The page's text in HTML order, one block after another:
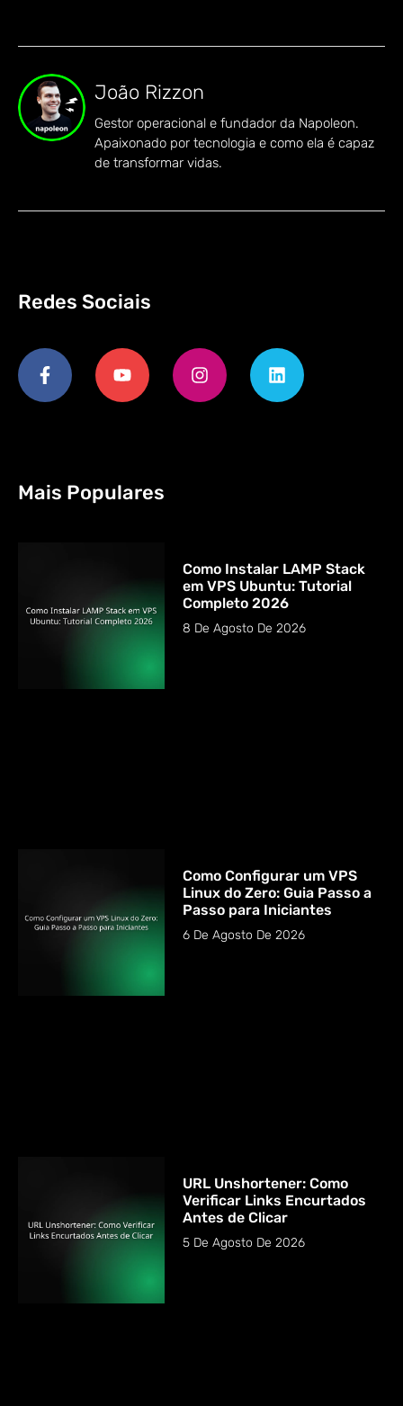
João Rizzon
Gestor operacional e fundador da Napoleon.
Apaixonado por tecnologia e como ela é capaz
de transformar vidas.
Redes Sociais
Mais Populares
Como Instalar LAMP Stack
em VPS Ubuntu: Tutorial
Completo 2026
8 De Agosto De 2026
Como Configurar um VPS
Linux do Zero: Guia Passo a
Passo para Iniciantes
6 De Agosto De 2026
URL Unshortener: Como
Verificar Links Encurtados
Antes de Clicar
5 De Agosto De 2026